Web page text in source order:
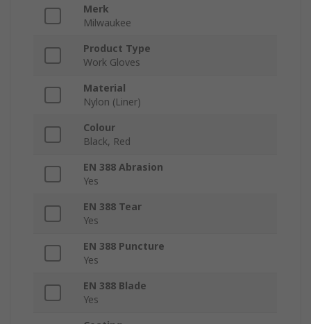
Merk
Milwaukee
Product Type
Work Gloves
Material
Nylon (Liner)
Colour
Black, Red
EN 388 Abrasion
Yes
EN 388 Tear
Yes
EN 388 Puncture
Yes
EN 388 Blade
Yes